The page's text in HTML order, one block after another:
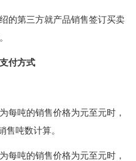
第三方就产品销售签订买卖
付方式
吨的销售价格为元至元时，
售吨数计算。
吨的销售价格为元至元时，